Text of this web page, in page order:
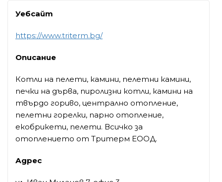
Уебсайт
https://www.triterm.bg/
Описание
Котли на пелети, камини, пелетни камини,
печки на дърва, пиролизни котли, камини на
твърдо гориво, централно отопление,
пелетни горелки, парно отопление,
екобрикети, пелети. Всичко за
отоплението от Тритерм ЕООД.
Адрес